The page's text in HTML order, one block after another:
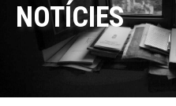
NOTÍCIES